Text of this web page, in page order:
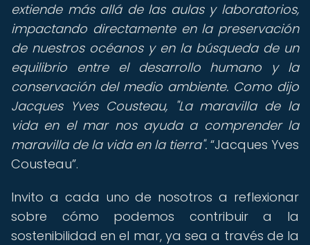
extiende más allá de las aulas y laboratorios,
impactando directamente en la preservación
de nuestros océanos y en la búsqueda de un
equilibrio entre el desarrollo humano y la
conservación del medio ambiente. Como dijo
Jacques Yves Cousteau, "La maravilla de la
vida en el mar nos ayuda a comprender la
maravilla de la vida en la tierra". Jacques Yves
Cousteau .
Invito a cada uno de nosotros a reflexionar
sobre cómo podemos contribuir a la
sostenibilidad en el mar, ya sea a través de la